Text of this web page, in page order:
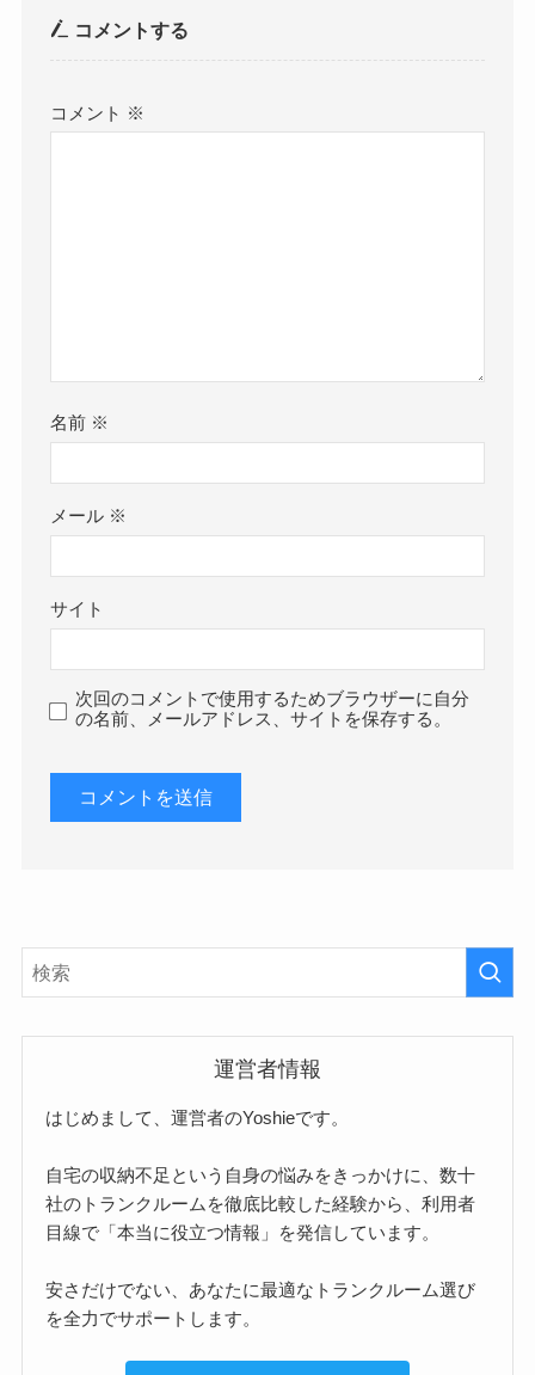
コメントする
コメント ※
名前 ※
メール ※
サイト
次回のコメントで使用するためブラウザーに自分
の名前、メールアドレス、サイトを保存する。
運営者情報
はじめまして、運営者のYoshieです。
自宅の収納不足という自身の悩みをきっかけに、数十
社のトランクルームを徹底比較した経験から、利用者
目線で「本当に役立つ情報」を発信しています。
安さだけでない、あなたに最適なトランクルーム選び
を全力でサポートします。